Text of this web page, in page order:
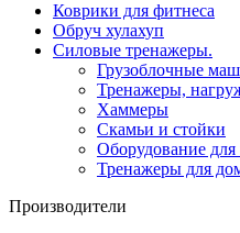
Коврики для фитнеса
Обруч хулахуп
Силовые тренажеры.
Грузоблочные
Тренажеры,
Хаммеры
Скамьи и стойки
Оборудование для
Тренажеры для
Производители